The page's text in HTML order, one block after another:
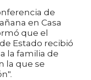
de
en Casa
que el
Estado recibió
la familia de
la que se